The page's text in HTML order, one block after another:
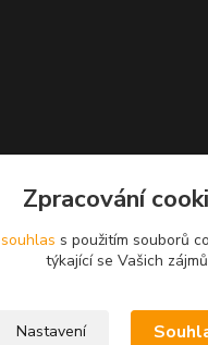
Zpracování
souhlas s použitím souborů
týkající se Vašich
Nastavení